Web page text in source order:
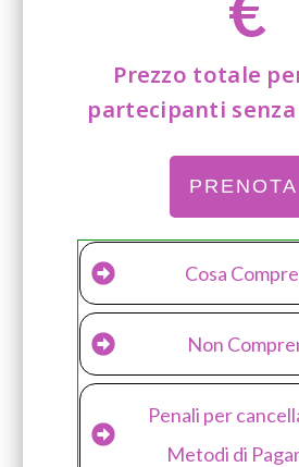
Prezzo totale
partecipanti
PRENOTA
Cosa
Non
Penali per
Metodi di